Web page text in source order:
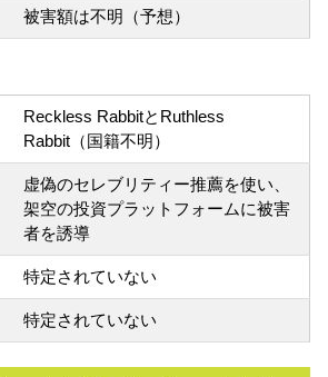
被害額は不明（予想）
Reckless RabbitとRuthless
Rabbit（国籍不明）
虚偽のセレブリティー推薦を使い、
架空の投資プラットフォームに被害
者を誘導
特定されていない
特定されていない